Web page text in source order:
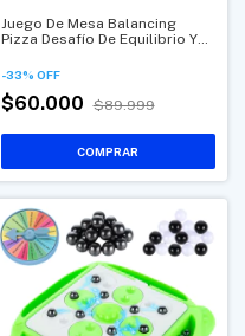
Juego De Mesa Balancing
Pizza Desafío De Equilibrio Y
-33% OFF
$60.000 $89.999